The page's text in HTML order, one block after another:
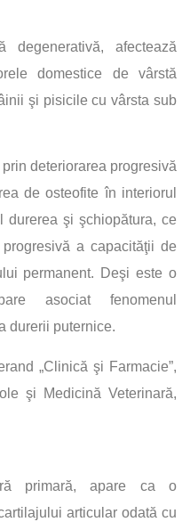
degenerativă, afectează
domestice de vârstă
şi pisicile cu vârsta sub
deteriorarea progresivă
de osteofite în interiorul
durerea şi şchiopătura, ce
a capacităţii de
permanent. Deşi este o
asociat fenomenul
durerii puternice.
„Clinică şi Farmacie”,
şi Medicină Veterinară,
primară, apare ca o
articular odată cu